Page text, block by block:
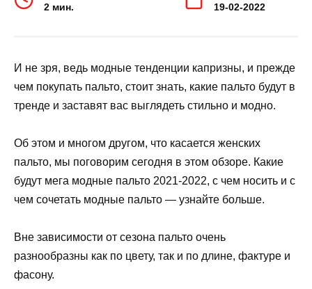
2 мин. 19-02-2022
И не зря, ведь модные тенденции капризны, и прежде
чем покупать пальто, стоит знать, какие пальто будут в
тренде и заставят вас выглядеть стильно и модно.
Об этом и многом другом, что касается женских
пальто, мы поговорим сегодня в этом обзоре. Какие
будут мега модные пальто 2021-2022, с чем носить и с
чем сочетать модные пальто — узнайте больше.
Вне зависимости от сезона пальто очень
разнообразны как по цвету, так и по длине, фактуре и
фасону.